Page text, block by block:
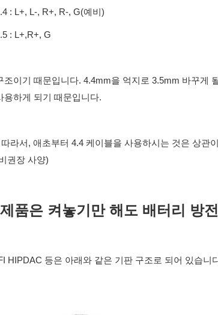
: L+, L-, R+, R-, G(예비)
: L+,R+, G
조이기 때문입니다. 4.4mm을 억지로 3.5mm 바꾸게
용하게 되기 때문입니다.
라서, 애초부터 4.4 케이블을 사용하시는 것은 상관
권장 사양)
품은 켜놓기만 해도 배터리 방
HIPDAC 등은 아래와 같은 기판 구조로 되어 있습니